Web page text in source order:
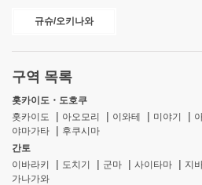
규슈/오키나와
구역 목록
홋카이도・도호쿠
홋카이도
아오모리 이와테 미야기
야마가타
후쿠시마
간토
이바라키
도치기 군마 사이타마 지
가나가와